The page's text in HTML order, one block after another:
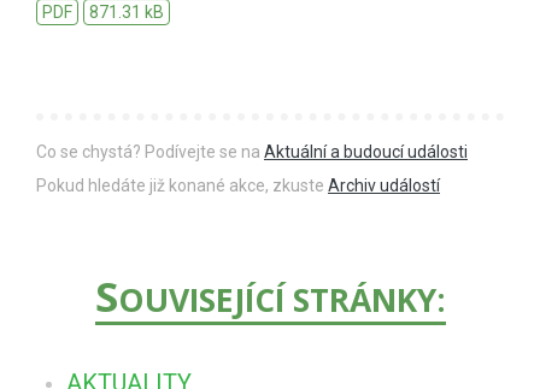
PDF 871.31 kB
Co se chystá? Podívejte se na Aktuální a budoucí události
Pokud hledáte již konané akce, zkuste Archiv událostí
SOUVISEJÍCÍ STRÁNKY:
AKTUALITY